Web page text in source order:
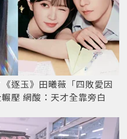
逐玉》田曦薇「四敗愛因
壓 網酸：天才全靠旁白